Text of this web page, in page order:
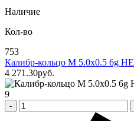
Наличие
Кол-во
753
Калибр-кольцо М 5.0х0.5 6g НЕ
4 271 .30pуб.
9